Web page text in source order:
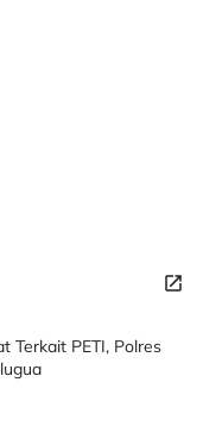
Terkait PETI, Polres